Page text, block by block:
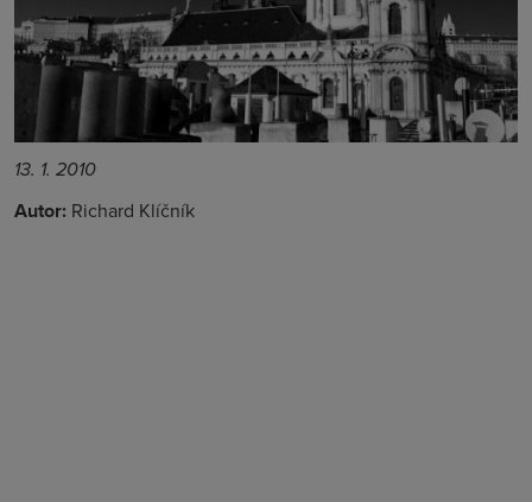
13. 1. 2010
Autor: Richard Klíčník